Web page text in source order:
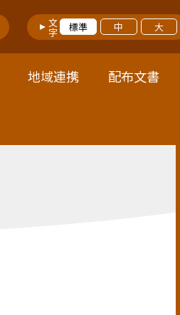
文字 標準 中 大
地域連携 配布文書